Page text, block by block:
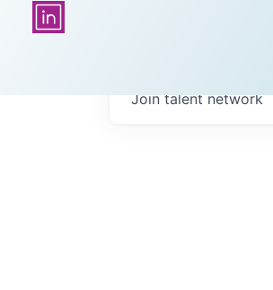
Join talent network